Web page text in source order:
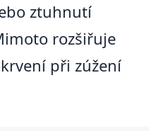
ztuhnutí
rozšiřuje
při zúžení